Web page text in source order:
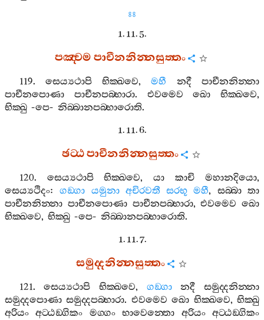
88
1. 11. 5.
පඤ‍්චමපාචීනනින‍්නසුත‍්තං
119. සෙය්‍යථාපි භික‍්ඛවෙ,මහී නදී
පාචීනනින‍්නා
පාචීනපොණා
පාචීනපබ‍්භාරා. එවමෙව ඛො භික‍්ඛවෙ,
භික‍්ඛු -පෙ- නිබ‍්බානපබ‍්භාරොති.
1. 11. 6.
ඡට‍්ඨපාචීනනින‍්නසුත‍්තං
120. සෙය්‍යථාපි භික‍්ඛවෙ,යා කාචි මහානදියො,
සෙය්‍යථිදං:ගඞ‍්ගා යමුනා අචිරවතී සරභූ මහී, සබ‍්බා තා
පාචීනනින‍්නා පාචීනපොණා පාචීනපබ‍්භාරා,එවමෙව ඛො
භික‍්ඛවෙ, භික‍්ඛු -පෙ- නිබ‍්බානපබ‍්භාරොති.
1. 11. 7.
සමුද‍්දනින‍්නසුත‍්තං
121.සෙය්‍යථාපි භික‍්ඛවෙ, ගඞ‍්ගා නදී
සමුද‍්දනින‍්නා
සමුද‍්දපොණා සමුද‍්දපබ‍්භාරා. එවමෙව ඛො භික‍්ඛවෙ,භික‍්ඛු
අරියං
අට‍්ඨඞ‍්ගිකං මග‍්ගං භාවෙන‍්තො අරියං
අට‍්ඨඞ‍්ගිකං